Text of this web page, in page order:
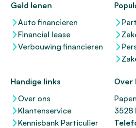
Geld lenen
Auto financieren
Financial lease
Verbouwing financieren
Handige links
Over ons
Klantenservice
Kennisbank Particulier
Over
3528